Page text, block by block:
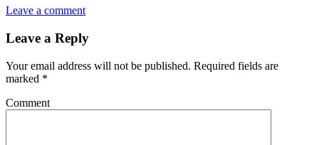
Leave a comment
Leave a Reply
Your email address will not be published. Required fields are
marked *
Comment